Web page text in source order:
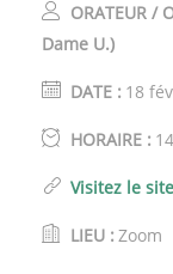
ORATEUR /
Dame U.)
DATE : 18
HORAIRE :
Visitez le
LIEU : Zoom